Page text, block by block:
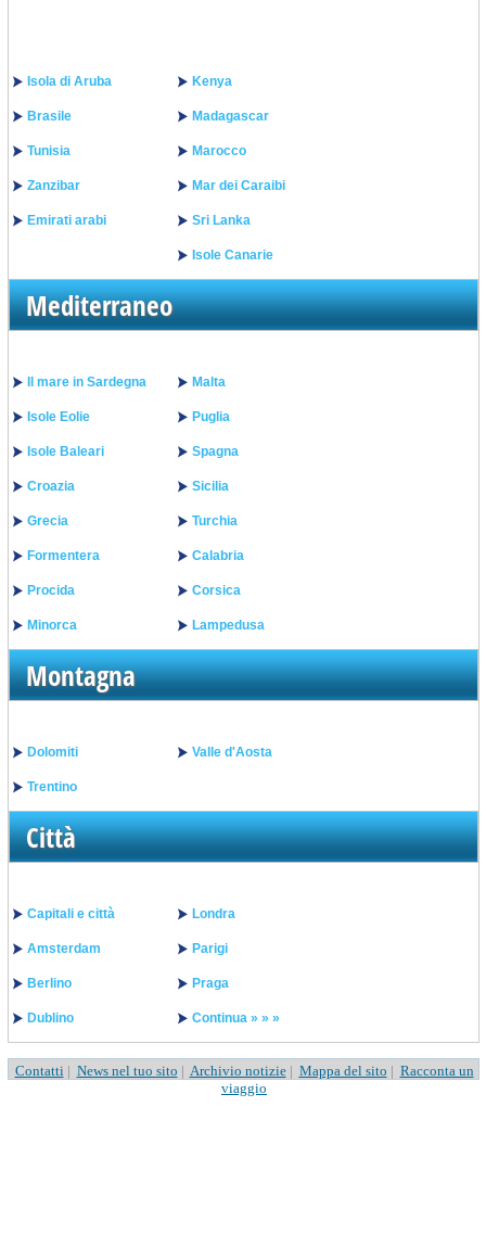
Isola di Aruba
Brasile
Tunisia
Zanzibar
Emirati arabi
Kenya
Madagascar
Marocco
Mar dei Caraibi
Sri Lanka
Isole Canarie
Mediterraneo
Il mare in Sardegna
Isole Eolie
Isole Baleari
Croazia
Grecia
Formentera
Procida
Minorca
Malta
Puglia
Spagna
Sicilia
Turchia
Calabria
Corsica
Lampedusa
Montagna
Dolomiti
Trentino
Valle d'Aosta
Città
Capitali e città
Amsterdam
Berlino
Dublino
Londra
Parigi
Praga
Continua » » »
Contatti| News nel tuo sito | Archivio notizie| Mappa del sito | Racconta un
viaggio